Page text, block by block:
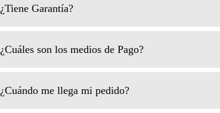
¿Tiene Garantía?
¿Cuáles son los medios de Pago?
¿Cuándo me llega mi pedido?